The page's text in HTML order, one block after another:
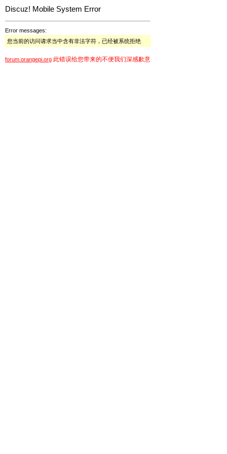
Discuz! Mobile System Error
Error messages:
您当前的访问请求当中含有非法字符，已经被系统拒绝
forum.orangepi.org 此错误给您带来的不便我们深感歉意